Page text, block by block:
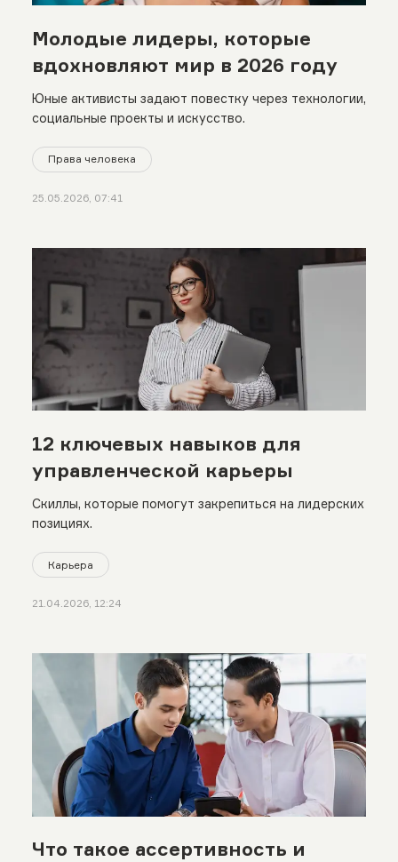
Молодые лидеры, которые
вдохновляют мир в 2026 году
Юные активисты задают повестку через технологии,
социальные проекты и искусство.
Права человека
25.05.2026, 07:41
12 ключевых навыков для
управленческой карьеры
Скиллы, которые помогут закрепиться на лидерских
позициях.
Карьера
21.04.2026, 12:24
Что такое ассертивность и